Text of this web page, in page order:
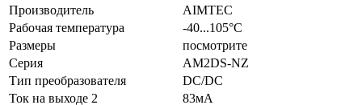
Производитель
AIMTEC
Рабочая температура
-40...105°C
Размеры
посмотрите
Серия
AM2DS-NZ
Тип преобразователя
DC/DC
Ток на выходе 2
83мА